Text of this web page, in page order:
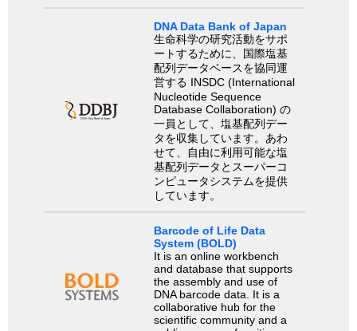
DNA Data Bank of Japan
生命科学の研究活動をサポ
ートするために、国際塩基
配列データベースを協同運
営する INSDC (International
Nucleotide Sequence
Database Collaboration) の
一員として、塩基配列デー
タを収集しています。あわ
せて、自由に利用可能な塩
基配列データとスーパーコ
ンピュータシステムを提供
しています。
Barcode of Life Data
System (BOLD)
It is an online workbench
and database that supports
the assembly and use of
DNA barcode data. It is a
collaborative hub for the
scientific community and a